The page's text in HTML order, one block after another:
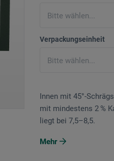
Verpackungseinheit
Innen mit 45°-
mit mindestens 2 %
liegt bei 7,5–8,5.
Mehr